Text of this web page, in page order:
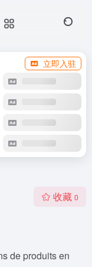
立即入驻
收藏 0
de produits en